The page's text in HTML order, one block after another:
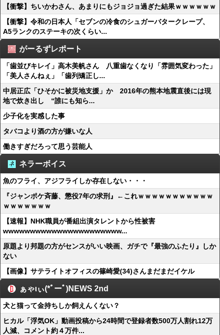
【衝撃】ちいかわさん、あまりにもジョジョ過ぎた結果ｗｗｗｗｗｗ
【衝撃】令和の日本人「セブンの冷食のシュガーバタークレープ、
A5ランクのステーキの次くらい...
がーるずレポート
「歯並びキレイ」高木美帆さん 八重歯なくなり「雰囲気変わった」
「美人さんねぇ」「歯列矯正し...
中居正広「ひそかに被災地支援」か 2016年の熊本地震直後には現
地で炊き出し “誰にも知ら...
少子化を実感した事
タバコより酒の方が嫌いな人
働きすぎだろって思う芸能人
ネラーボイス
魚のフライ、アジフライしか存在しない・・・
『ジャンポケ斉藤、懲役7年の求刑』←これｗｗｗｗｗｗｗｗｗｗｗ
ｗｗｗｗｗｗｗ
【速報】NHK職員が番組出演タレントから性被害
wwwwwwwwwwwwwwwwwwwwww...
原題より邦題の方がセンスがいい映画、ガチで『最強のふたり』しか
ない
【画像】サテライトオフィスの篠崎愛(34)さんまだまだイケル
ぁゃιぃ(*ﾟーﾟ)NEWS 2nd
犬と猫って金持ちしか飼えんくない？
ヒカル「浮気OK」動画投稿から24時間で登録者数500万人割れ12万
人減、コメント約４万件...